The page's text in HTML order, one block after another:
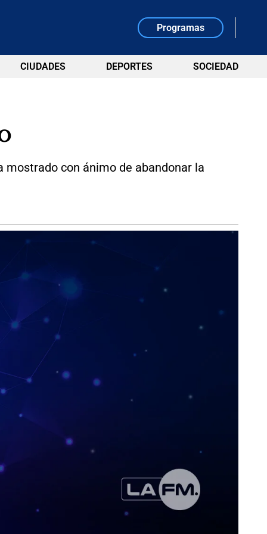
Programas
CIUDADES DEPORTES SOCIEDAD
mostrado con ánimo de abandonar la